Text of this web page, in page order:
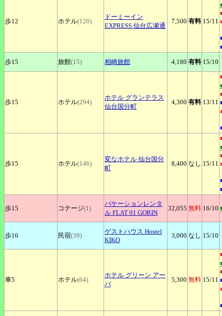
歩12 ホテル(120)
ドーミーイン
EXPRESS 仙台広瀬通
7,500 有料 15/11
歩15
旅館(15) 相崎旅館 4,180 有料 15/10
歩15 ホテル(294)
ホテル グランテラス
仙台国分町
4,300 有料 13/11
歩15 ホテル(146)
変なホテル 仙台国分
町
8,400 なし 15/11
歩15 コテージ(1)
バケーションレンタ
ル FLAT 01 GORIN
32,055 無料 16/10
歩16 民宿(39)
ゲストハウス Hostel
KIKO
3,000 なし 15/10
車5 ホテル(64)
ホテル グリーン アー
バ
5,300 無料 15/11